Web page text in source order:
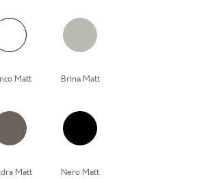
Matt Brina Matt
Matt Nero Matt